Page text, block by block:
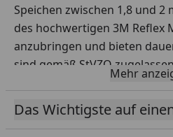
Speichen zwischen 1,8 und 2
des hochwertigen 3M Reflex
anzubringen und bieten
sind gemäß StVZO
der gelben Kunststoff-
verwendet werden.
Speichen in beiden
Mehr
Das Wichtigste auf